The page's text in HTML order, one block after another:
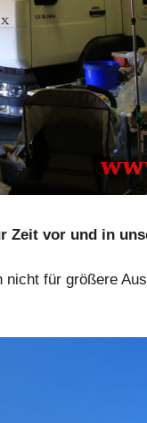
Zeit vor und in
für größere